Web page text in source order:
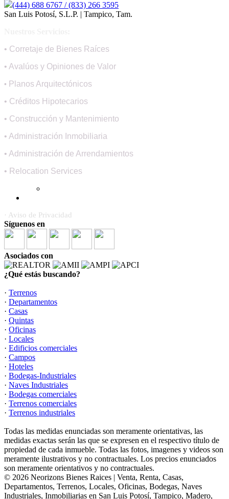
(444) 688 6767 / (833) 266 3595
San Luis Potosí, S.L.P. | Tampico, Tam.
• Corretaje de Bienes Raíces
• Avalúos y Opiniones de Valor
• Planos Arquitectónicos
• Créditos Hipotecarios
• Construcción y Mantenimiento
• Administración Inmobiliaria
• Administración de Arrendamientos
• Relocation Services
· Aviso de Privacidad
Síguenos en
Asociados con
¿Qué estás buscando?
· Terrenos
· Departamentos
· Casas
· Quintas
· Oficinas
· Locales
· Edificios comerciales
· Campos
· Hoteles
· Bodegas-Industriales
· Naves Industriales
· Bodegas comerciales
· Terrenos comerciales
· Terrenos industriales
Todas las medidas enunciadas son meramente orientativas, las
medidas exactas serán las que se expresen en el respectivo título de
propiedad de cada inmueble. Todas las fotos, imagenes y videos son
meramente ilustrativos y no contractuales. Los precios enunciados
son meramente orientativos y no contractuales.
© 2026 Neorizons Bienes Raices | Venta, Renta, Casas,
Departamentos, Terrenos, Locales, Oficinas, Bodegas, Naves
Industriales, Inmobiliarias en San Luis Potosí, Tampico, Madero,